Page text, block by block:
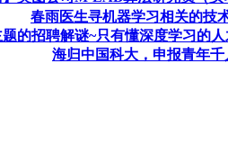
春雨医生寻机器学习相关的技
的招聘解谜~只有懂深度学习的
海归中国科大，申报青年千